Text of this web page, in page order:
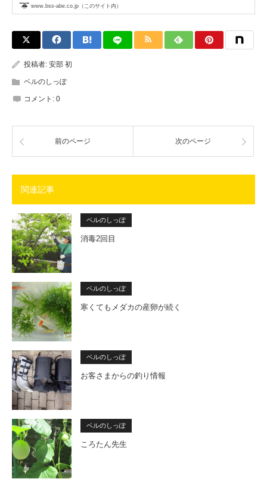
www.bss-abe.co.jp（このサイト内）
投稿者: 安部 初
ベルのしっぽ
コメント: 0
前のページ 次のページ
関連記事
ベルのしっぽ
消毒2回目
ベルのしっぽ
寒くてもメダカの産卵が続く
ベルのしっぽ
お客さまからの釣り情報
ベルのしっぽ
ころたん先生